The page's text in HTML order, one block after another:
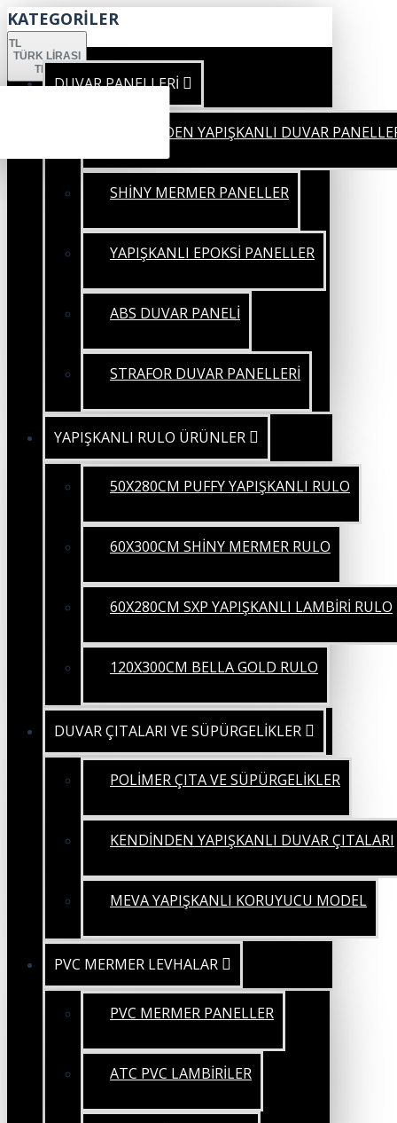
KATEGORİLER
TL
TÜRK LIRASI
TRY
DUVAR PANELLERİ
KENDİNDEN YAPIŞKANLI DUVAR
SHİNY MERMER PANELLER
YAPIŞKANLI EPOKSİ PANELLER
ABS DUVAR PANELİ
STRAFOR DUVAR PANELLERİ
YAPIŞKANLI RULO ÜRÜNLER
50X280CM PUFFY YAPIŞKANLI RULO
60X300CM SHİNY MERMER RULO
60X280CM SXP YAPIŞKANLI LAMBİRİ RULO
120X300CM BELLA GOLD RULO
DUVAR ÇITALARI VE SÜPÜRGELİKLER
POLİMER ÇITA VE SÜPÜRGELİKLER
KENDİNDEN YAPIŞKANLI DUVAR ÇITALARI
MEVA YAPIŞKANLI KORUYUCU MODEL
PVC MERMER LEVHALAR
PVC MERMER PANELLER
ATC PVC LAMBİRİLER